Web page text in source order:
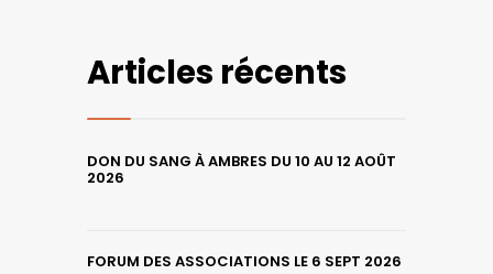
Articles récents
DON DU SANG À AMBRES DU 10 AU 12 AOÛT
2026
FORUM DES ASSOCIATIONS LE 6 SEPT 2026